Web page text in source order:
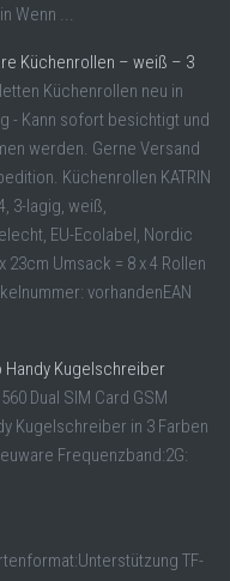
Wenn ...
Küchenrollen – weiß – 3
Küchenrollen neu in
- Kann sofort besichtigt und
werden. Gerne Versand
Küchenrollen KATRIN
3-lagig, weiß,
EU-Ecolabel, Nordic
23cm Umsack = 8 x 4 Rollen
vorhandenEAN
Handy Kugelschreiber
Dual SIM Card GSM
Kugelschreiber in 3 Farben
Frequenzband:2G:
TF-